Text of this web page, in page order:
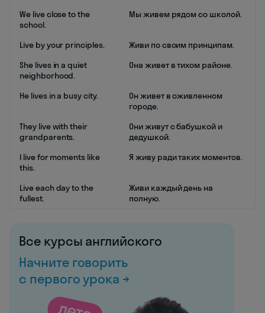
We live close to the
school.
Мы живем рядом со школой.
Live by your principles.
Живи по своим принципам.
She lives in a quiet
neighborhood.
Она живет в тихом районе.
He lives in a busy city.
Он живет в оживленном
городе.
They live with their
grandparents.
Они живут с бабушкой и
дедушкой.
I live for moments like
this.
Я живу ради таких моментов.
Live each day to the
fullest.
Живи каждый день на
полную.
Все курсы английского
Начните говорить
с первого урока →